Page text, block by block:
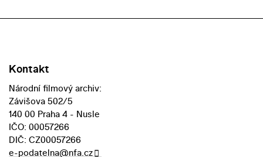
Kontakt
Národní filmový archiv:
Závišova 502/5
140 00 Praha 4 - Nusle
IČO: 00057266
DIČ: CZ00057266
e-podatelna@nfa.cz